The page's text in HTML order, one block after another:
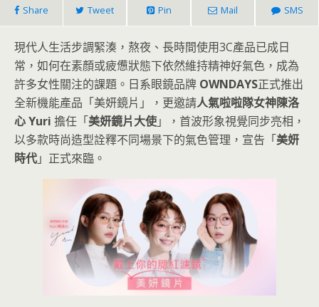
Share Tweet Pin Mail SMS
現代人生活步調緊湊，熬夜、長時間使用3C產品已成日
常，如何在素顏或疲憊狀態下依然維持精神好氣色，成為
許多女性關注的課題。日系眼鏡品牌 OWNDAYS正式推出
全新機能產品「美妍鏡片」，更邀請人氣啦啦隊女神陳洛
心 Yuri 擔任「美妍鏡片大使」，首波形象視覺同步亮相，
以多款時尚造型詮釋不同場景下的氣色管理，宣告「美妍
時代」正式來臨。